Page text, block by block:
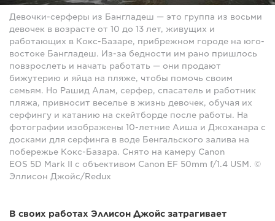
Девочки-серферы из Бангладеш — это группа из восьми
девочек в возрасте от 10 до 13 лет, живущих и
работающих в Кокс-Базаре, прибрежном городе на юго-
востоке Бангладеш. Из-за бедности им рано пришлось
повзрослеть и начать работать — они продают
бижутерию и яйца на пляже, чтобы помочь своим
семьям. Но Рашид Алам, серфер, спасатель и работник
пляжа, привносит веселье в жизнь девочек, обучая их
серфингу и катанию на скейтборде после работы. На
фотографии изображены 10-летние Аиша и Джоханара с
досками для серфинга в воде Бенгальского залива на
побережье Кокс-Базара. Снято на камеру Canon
EOS 5D Mark II с объективом Canon EF 50mm f/1.4 USM. ©
Эллисон Джойс/Redux
В своих работах Эллисон Джойс затрагивает